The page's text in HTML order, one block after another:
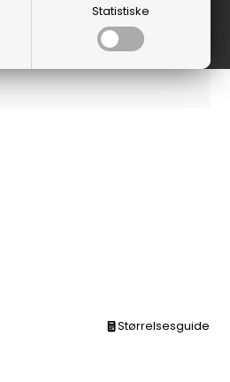
Statistiske
Størrelsesguide